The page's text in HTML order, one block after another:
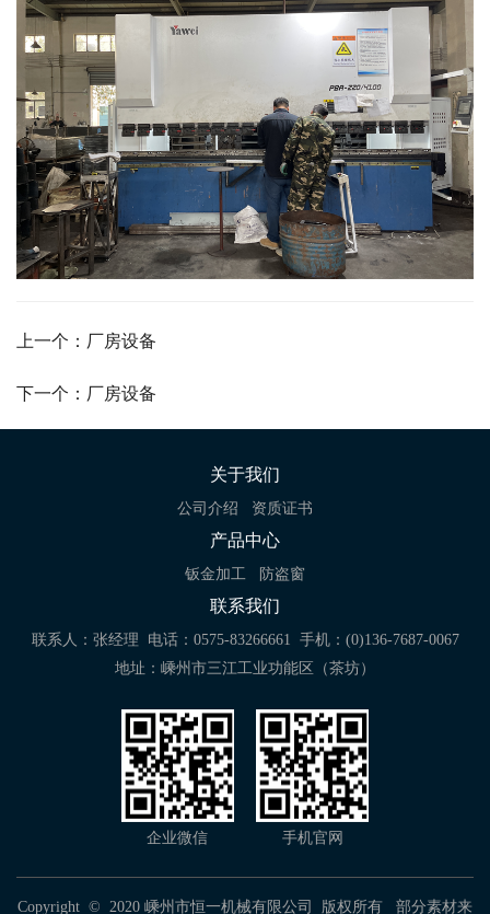
上一个：厂房设备
下一个：厂房设备
关于我们
公司介绍 资质证书
产品中心
钣金加工 防盗窗
联系我们
联系人：张经理 电话：0575-83266661
手机：(0)136-7687-0067
地址：嵊州市三江工业功能区（茶坊）
企业微信 手机官网
Copyright © 2020 嵊州市恒一机械有限公司 版权所有 部分素材来